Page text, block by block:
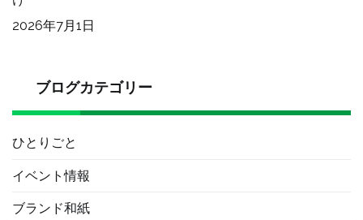
2026年7月1日
ブログカテゴリー
ひとりごと
イベント情報
ブランド和紙